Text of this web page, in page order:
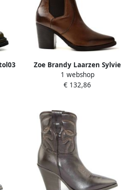
Zoe Brandy Laarzen Sylvie
Model Brown Dames
1 webshop
€ 132,86